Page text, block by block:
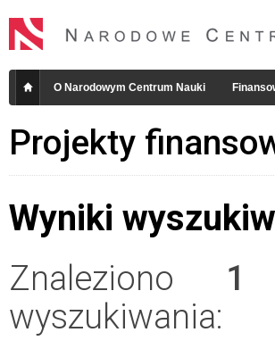
O Narodowym Centrum Nauki
Projekty
Wyniki
Znaleziono 1
wyszukiwania: